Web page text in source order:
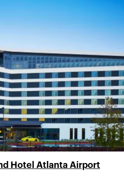
Hotel Atlanta Airport